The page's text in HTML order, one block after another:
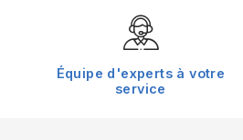
Équipe d'experts à votre
service